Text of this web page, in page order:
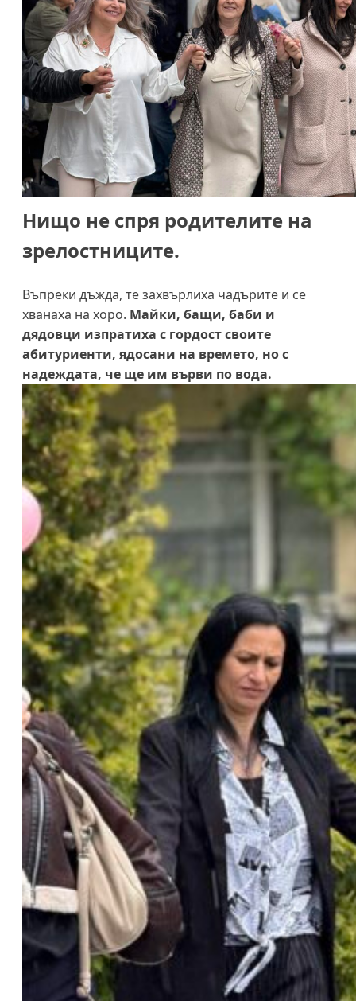
Нищо не спря родителите на
зрелостниците.
Въпреки дъжда, те захвърлиха чадърите и се
хванаха на хоро. Майки, бащи, баби и
дядовци изпратиха с гордост своите
абитуриенти, ядосани на времето, но с
надеждата, че ще им върви по вода.